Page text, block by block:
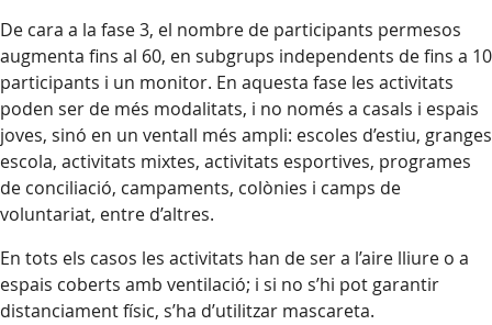
De cara a la fase 3, el nombre de participants permesos
augmenta fins al 60, en subgrups independents de fins a 10
participants i un monitor. En aquesta fase les activitats
poden ser de més modalitats, i no només a casals i espais
joves, sinó en un ventall més ampli: escoles d’estiu, granges
escola, activitats mixtes, activitats esportives, programes
de conciliació, campaments, colònies i camps de
voluntariat, entre d’altres.
En tots els casos les activitats han de ser a l’aire lliure o a
espais coberts amb ventilació; i si no s’hi pot garantir
distanciament físic, s’ha d’utilitzar mascareta.